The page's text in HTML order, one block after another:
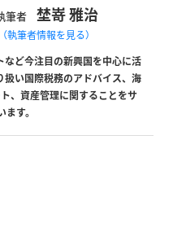
筆者 埜嵜 雅治
（執筆者情報を見る）
など今注目の新興国を中心に活
扱い国際税務のアドバイス、海
、資産管理に関することをサ
す。